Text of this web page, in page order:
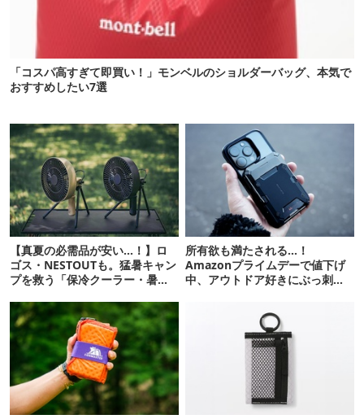
「コスパ高すぎて即買い！」モンベルのショルダーバッグ、本気で
おすすめしたい7選
【真夏の必需品が安い…！】ロ
ゴス・NESTOUTも。猛暑キャン
プを救う「保冷クーラー・暑さ
所有欲も満たされる…！
Amazonプライムデーで値下げ
中、アウトドア好きにぶっ刺さ